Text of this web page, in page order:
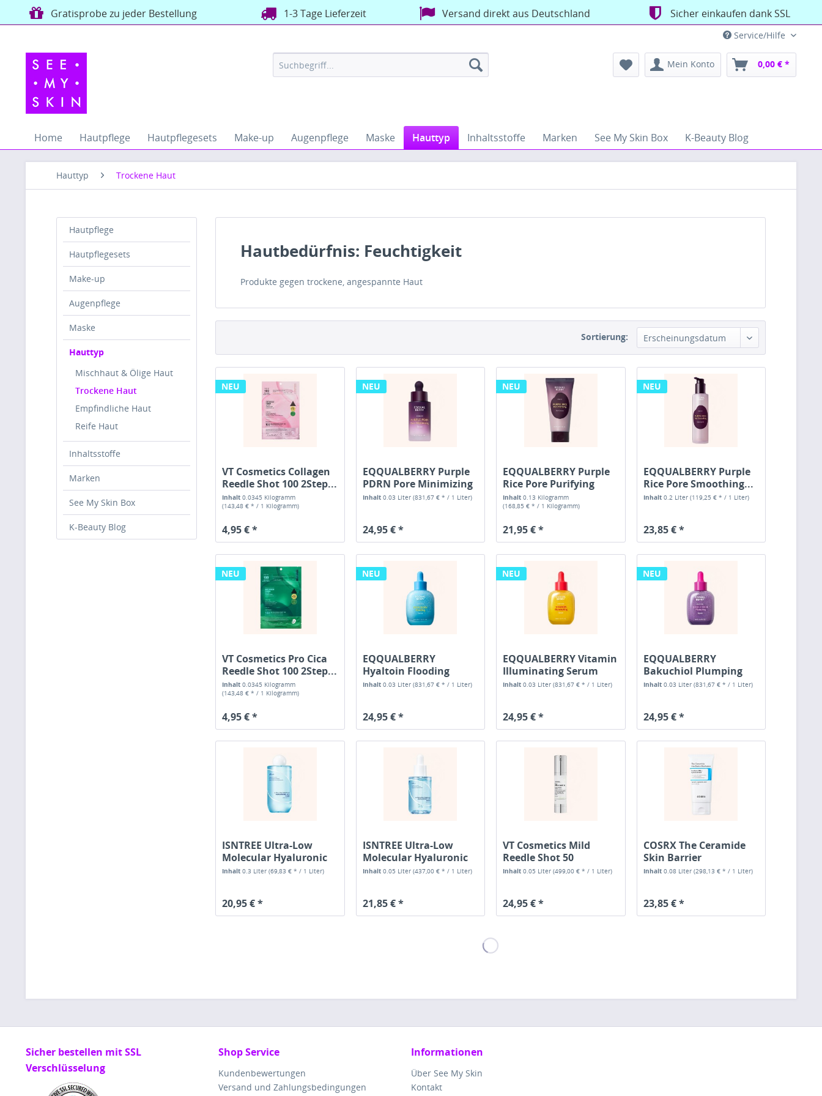
Gratisprobe zu jeder Bestellung 1-3 Tage Lieferzeit Versand direkt aus Deutschland Sicher einkaufen dank SSL
Service/Hilfe
Mein Konto 0,00 € *
Home Hautpflege Hautpflegesets Make-up Augenpflege Maske Hauttyp Inhaltsstoffe Marken See My Skin Box K-Beauty Blog
Hauttyp Trockene Haut
Hautpflege
Hautpflegesets
Make-up
Augenpflege
Maske
Hauttyp
Mischhaut & Ölige Haut
Trockene Haut
Empfindliche Haut
Reife Haut
Inhaltsstoffe
Marken
See My Skin Box
K-Beauty Blog
Hautbedürfnis: Feuchtigkeit
Produkte gegen trockene, angespannte Haut
Sortierung: Erscheinungsdatum
NEU
VT Cosmetics Collagen
Reedle Shot 100 2Step...
Inhalt0.0345 Kilogramm
(143,48 € * / 1 Kilogramm)
4,95 € *
NEU
EQQUALBERRY Purple
PDRN Pore Minimizing
Serum
Inhalt 0.03 Liter (831,67 € * / 1 Liter)
24,95 € *
NEU
EQQUALBERRY Purple
Rice Pore Purifying
Pack...
Inhalt0.13 Kilogramm
(168,85 € * / 1 Kilogramm)
21,95 € *
NEU
EQQUALBERRY Purple
Rice Pore Smoothing...
Inhalt 0.2 Liter (119,25 € * / 1 Liter)
23,85 € *
NEU
VT Cosmetics Pro Cica
Reedle Shot 100 2Step...
Inhalt0.0345 Kilogramm
(143,48 € * / 1 Kilogramm)
4,95 € *
NEU
EQQUALBERRY
Hyaltoin Flooding
Serum
Inhalt 0.03 Liter (831,67 € * / 1 Liter)
24,95 € *
NEU
EQQUALBERRY Vitamin
Illuminating Serum
Inhalt0.03 Liter(831,67 € * / 1 Liter)
24,95 € *
NEU
EQQUALBERRY
Bakuchiol Plumping
Serum
Inhalt 0.03 Liter (831,67 € * / 1 Liter)
24,95 € *
ISNTREE Ultra-Low
Molecular Hyaluronic
Acid Toner
Inhalt0.3 Liter(69,83 € * / 1 Liter)
20,95 € *
ISNTREE Ultra-Low
Molecular Hyaluronic
Acid Serum
Inhalt 0.05 Liter (437,00 € * / 1 Liter)
21,85 € *
VT Cosmetics Mild
Reedle Shot 50
Inhalt0.05 Liter(499,00 € * / 1 Liter)
24,95 € *
COSRX The Ceramide
Skin Barrier
Moisturizer
Inhalt 0.08 Liter (298,13 € * / 1 Liter)
23,85 € *
Sicher bestellen mit SSL
Verschlüsselung
Shop Service
Kundenbewertungen
Versand und Zahlungsbedingungen
Informationen
Über See My Skin
Kontakt